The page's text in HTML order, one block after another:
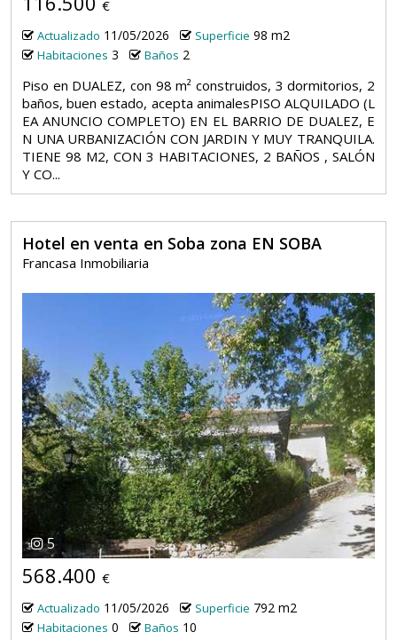
€
Actualizado 11/05/2026 Superficie 98 m2
Habitaciones 3 Baños 2
Piso en DUALEZ, con 98 m² construidos, 3 dormitorios, 2
baños, buen estado, acepta animalesPISO ALQUILADO (L
EA ANUNCIO COMPLETO) EN EL BARRIO DE DUALEZ, E
N UNA URBANIZACIÓN CON JARDIN Y MUY TRANQUILA.
TIENE 98 M2, CON 3 HABITACIONES, 2 BAÑOS , SALÓN
Y CO...
Hotel en venta en Soba zona EN SOBA
Francasa Inmobiliaria
5
568.400 €
Actualizado 11/05/2026 Superficie 792 m2
Habitaciones 0 Baños 10